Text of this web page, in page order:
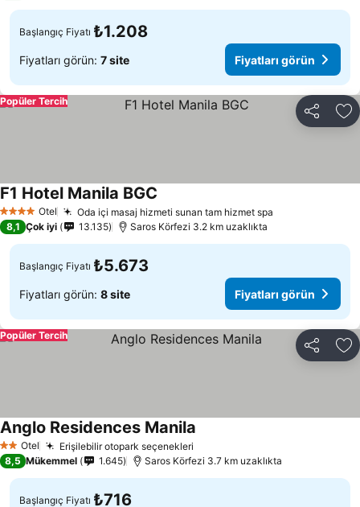
Başlangıç Fiyatı ₺1.208
Fiyatları görün: 7 site Fiyatları görün
Paylaş
Popüler Tercih
4 Yıldız Otel Oda içi masaj hizmeti sunan tam hizmet spa
F1 Hotel Manila BGC
8,1 Çok iyi 13.135 Saros Körfezi 3.2 km uzaklıkta
Başlangıç Fiyatı ₺5.673
Fiyatları görün: 8 site Fiyatları görün
Paylaş
Popüler Tercih
2 Yıldız
Otel Erişilebilir otopark seçenekleri
Anglo Residences Manila
8,5 Mükemmel 1.645 Saros Körfezi 3.7 km uzaklıkta
Başlangıç Fiyatı ₺716